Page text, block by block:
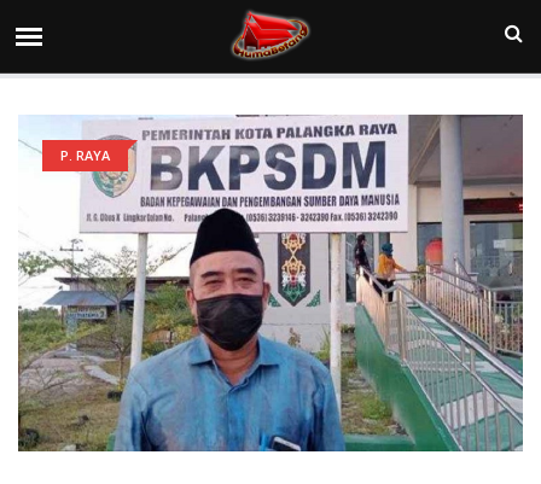
P. RAYA